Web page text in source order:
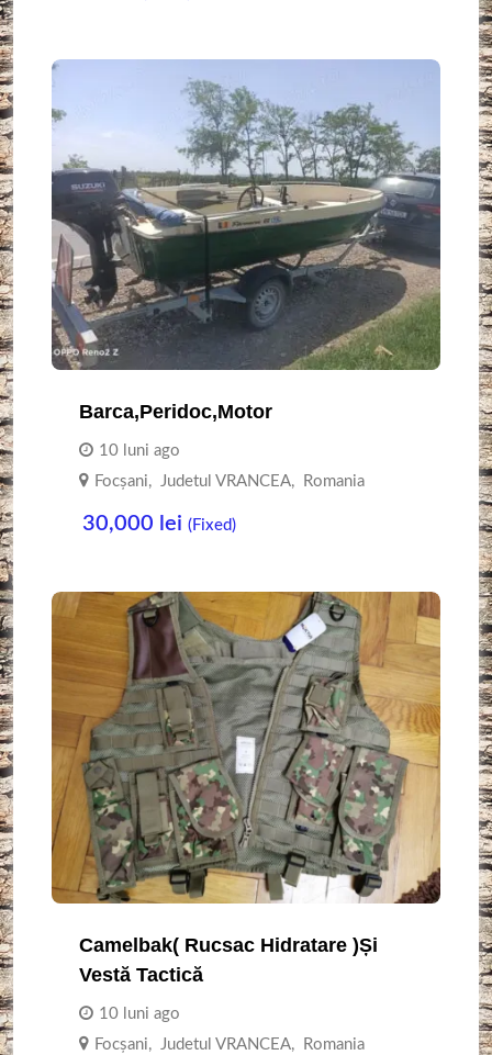
Barca,peridoc,motor
10 luni ago
Focşani, Judetul VRANCEA, Romania
30,000 lei (Fixed)
Camelbak( Rucsac Hidratare )și
Vestă Tactică
10 luni ago
Focşani, Judetul VRANCEA, Romania